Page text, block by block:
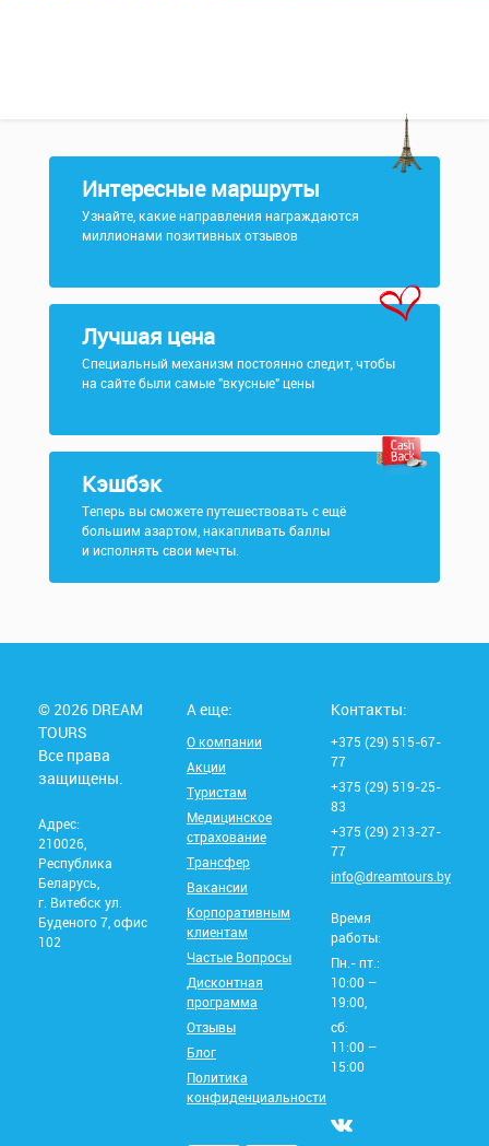
Интересные маршруты
Узнайте, какие направления награждаются
миллионами позитивных отзывов
Лучшая цена
Специальный механизм постоянно следит, чтобы
на сайте были самые "вкусные" цены
Кэшбэк
Теперь вы сможете путешествовать с ещё
большим азартом, накапливать баллы
и исполнять свои мечты.
© 2026 DREAM
TOURS
Все права
защищены.
Адрес:
210026,
Республика
Беларусь,
г. Витебск ул.
Буденого 7, офис
102
А еще:
О компании
Акции
Туристам
Медицинское
страхование
Трансфер
Вакансии
Корпоративным
клиентам
Частые Вопросы
Дисконтная
программа
Отзывы
Блог
Политика
конфиденциальности
Контакты:
+375 (29) 515-67-
77
+375 (29) 519-25-
83
+375 (29) 213-27-
77
info@dreamtours.by
Время
работы:
Пн.- пт.:
10:00 –
19:00,
сб:
11:00 –
15:00